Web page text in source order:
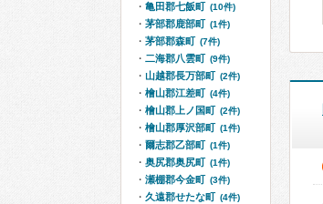
亀田郡七飯町 (10件)
茅部郡鹿部町 (1件)
茅部郡森町 (7件)
二海郡八雲町 (9件)
山越郡長万部町 (2件)
檜山郡江差町 (4件)
檜山郡上ノ国町 (2件)
檜山郡厚沢部町 (1件)
爾志郡乙部町 (1件)
奥尻郡奥尻町 (1件)
瀬棚郡今金町 (3件)
久遠郡せたな町 (4件)